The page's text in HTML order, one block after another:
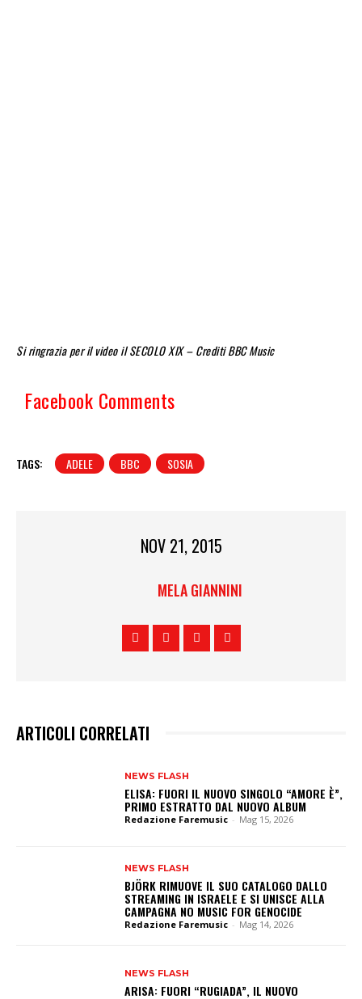
Si ringrazia per il video il SECOLO XIX – Crediti BBC Music
Facebook Comments
TAGS: ADELE BBC SOSIA
NOV 21, 2015
MELA GIANNINI
ARTICOLI CORRELATI
NEWS FLASH
ELISA: FUORI IL NUOVO SINGOLO “AMORE È”,
PRIMO ESTRATTO DAL NUOVO ALBUM
Redazione Faremusic - Mag 15, 2026
NEWS FLASH
BJÖRK RIMUOVE IL SUO CATALOGO DALLO
STREAMING IN ISRAELE E SI UNISCE ALLA
CAMPAGNA NO MUSIC FOR GENOCIDE
Redazione Faremusic - Mag 14, 2026
NEWS FLASH
ARISA: FUORI “RUGIADA”, IL NUOVO